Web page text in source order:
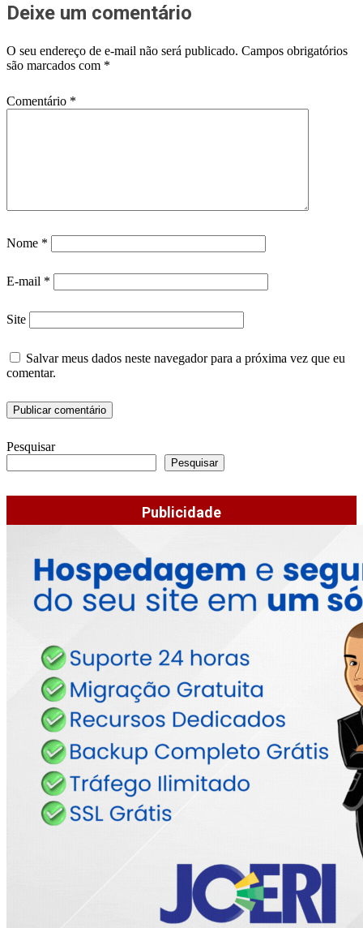
Deixe um comentário
O seu endereço de e-mail não será publicado. Campos obrigatórios
são marcados com *
Comentário *
Nome *
E-mail *
Site
Salvar meus dados neste navegador para a próxima vez que eu
comentar.
Pesquisar
Pesquisar
Publicidade